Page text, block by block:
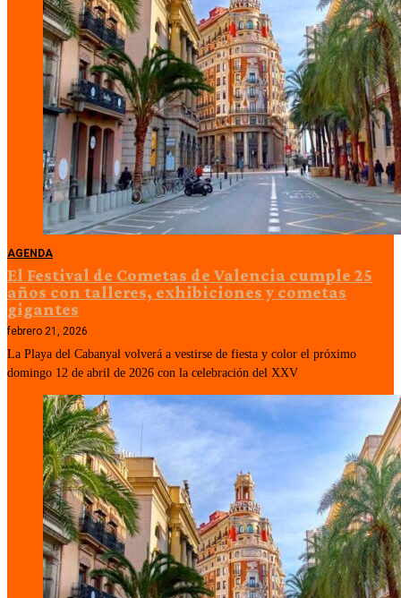
AGENDA
El Festival de Cometas de Valencia cumple 25
años con talleres, exhibiciones y cometas
gigantes
febrero 21, 2026
La Playa del Cabanyal volverá a vestirse de fiesta y color el próximo
domingo 12 de abril de 2026 con la celebración del XXV